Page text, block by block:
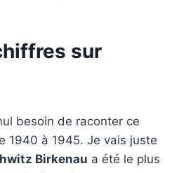
sur
besoin de raconter ce
1940 à 1945. Je vais juste
Birkenau a été le plus